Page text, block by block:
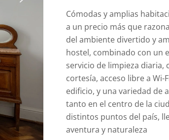
Cómodas y amplias
a un precio más que
del ambiente divertido y
hostel, combinado con un
servicio de limpieza diaria,
cortesía, acceso libre a Wi-
edificio, y una variedad de
tanto en el centro de la
distintos puntos del país,
aventura y naturaleza